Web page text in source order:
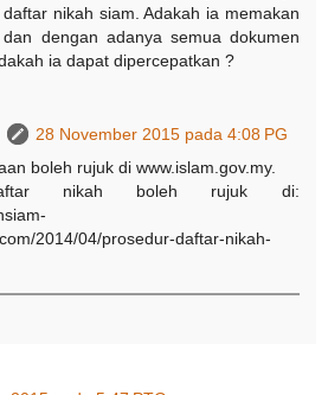
nikah siam. Adakah ia memakan
dengan adanya semua dokumen
ia dapat dipercepatkan ?
28 November 2015 pada 4:08 PG
boleh rujuk di www.islam.gov.my.
nikah boleh rujuk di:
2014/04/prosedur-daftar-nikah-